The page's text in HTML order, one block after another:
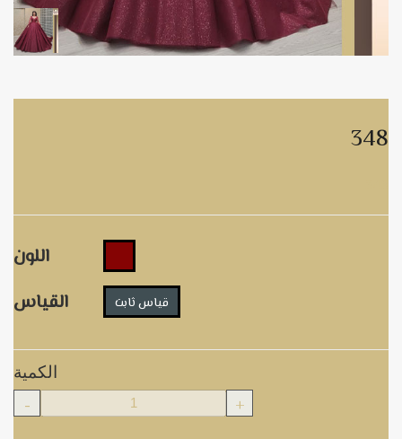
348
اللون
القياس
قياس ثابت
الكمية
- +